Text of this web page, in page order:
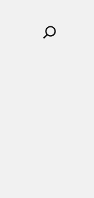
Search